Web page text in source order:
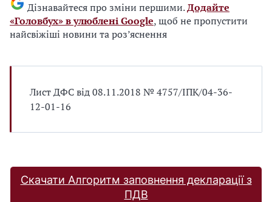
Дізнавайтеся про зміни першими.Додайте
«Головбух» в улюблені Google, щоб не пропустити
найсвіжіші новини та роз’яснення
Лист ДФС від 08.11.2018 № 4757/ІПК/04-36-
12-01-16
Скачати Алгоритм заповнення декларації з
ПДВ